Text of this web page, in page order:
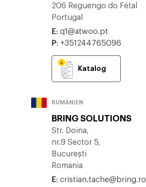
206 Reguengo do Fétal
Portugal
E: q1@atwoo.pt
P: +351244765096
Katalog
RUMÄNIEN
BRING SOLUTIONS
Str. Doina,
nr.9 Sector 5,
București
Romania
E: cristian.tache@bring.ro